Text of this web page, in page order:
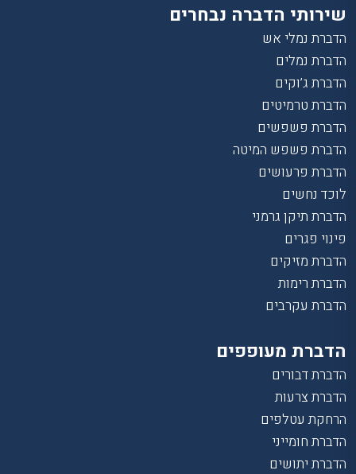
שירותי הדברה נבחרים
הדברת נמלי אש
הדברת נמלים
הדברת ג’וקים
הדברת טרמיטים
הדברת פשפשים
הדברת פשפש המיטה
הדברת פרעושים
לוכד נחשים
הדברת תיקן גרמני
פינוי פגרים
הדברת מזיקים
הדברת רימות
הדברת עקרבים
הדברת מעופפים
הדברת דבורים
הדברת צרעות
הרחקת עטלפים
הדברת חומייני
הדברת יתושים